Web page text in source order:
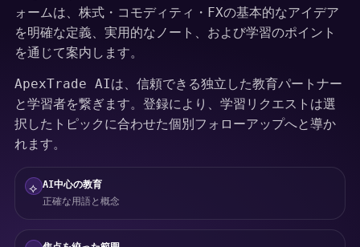
ォームは、株式・コモディティ・FXの基本的なアイデア
を明確な定義、実用的なノート、および学習のポイント
を通じて案内します。
ApexTrade AIは、信頼できる独立した教育パートナー
と学習者を繋ぎます。登録により、学習リクエストは選
択したトピックに合わせた個別フォローアップへと導か
れます。
⟡ AI中心の教育
正確な用語と概念